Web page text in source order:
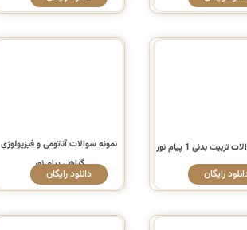
بدنی 1 پیام نور
رایگان
نمونه سوالات آناتومی و فیزیولوژی
گیاهی پیام نور
دانلود رایگان